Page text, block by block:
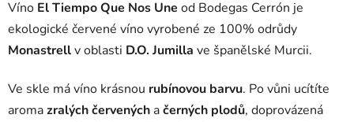
Víno El Tiempo Que Nos Une od Bodegas Cerrón je
ekologické červené víno vyrobené ze 100% odrůdy
Monastrellv oblasti D.O. Jumilla ve španělské Murcii.
Ve skle má víno krásnou rubínovou barvu. Po vůni ucítíte
aromazralých červených ačerných plodů, doprovázená